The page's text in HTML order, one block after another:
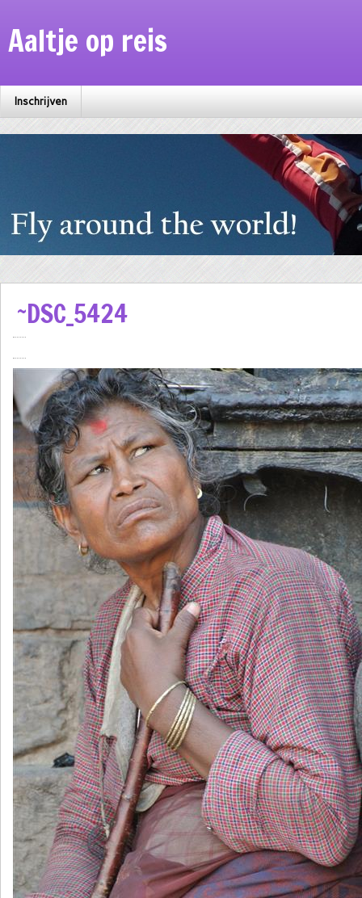
Aaltje op reis
Inschrijven
~DSC_5424